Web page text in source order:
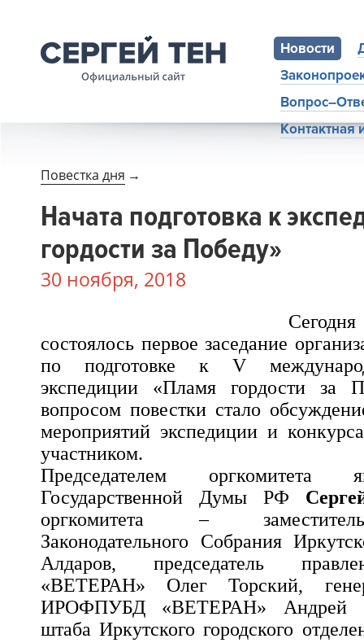
Новости
Повестка дня →
Начата подготовка к
гордости за Победу»
30 ноября, 2018
состоялось первое заседание
по подготовке к V
экспедиции «Пламя гордости за
вопросом повестки стало
мероприятий экспедиции и
участником.
Председателем оргкомитета
Государственной Думы РФ
оргкомитета –
Законодательного Собрания
Алдаров, председатель
«ВЕТЕРАН» Олег Торский,
ИРОФПУБД «ВЕТЕРАН» Андрей
штаба Иркутского городского